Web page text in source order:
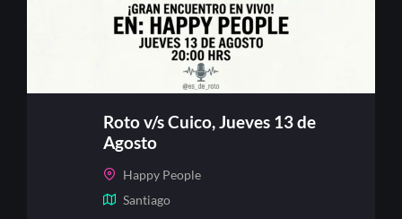
Roto v/s Cuico, Jueves 13 de
Agosto
Happy People
Santiago